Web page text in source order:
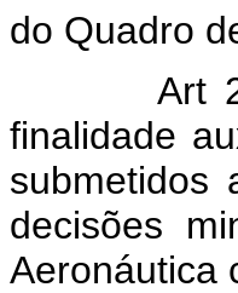
do Quadro
Art 23. O
finalidade
submetidos
decisões
Aeronáutica